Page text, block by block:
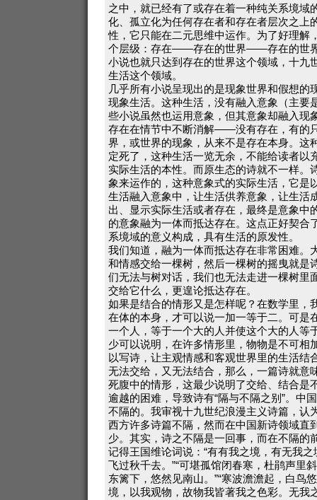
之中，就已经有了或存在着一种纯关系境域
化、孤立化为任何存在者和存在者层次之上
性，它只能在二元思维中运作。为了好理解
个层级：存在——存在的世界——存在的世
小说也就只达到存在的世界这个领域，十九
生活这个领域。
几乎所有小说呈现出的是现象世界和假想的
现象生活。这种生活，没有融入意象（主要
些小说虽然也运用意象，但其意象却融入现
存在在情节中不断消解——没有存在，有的
界，或世界的现象，从来不是存在本身。这
定死了，这种生活一览无余，不能给读者以
实际生活的本性。而原生态的诗就不一样。
象来运作的，这种意象式的实际生活，它是
生活融入意象中，让生活供养意象，让生活
出、显示实际生活或者存在，最终是意象中
的意象融为一体而抵达存在。这点正好契
系境域的意义构成，具有生活的原发性。
我们知道，融为一体而抵达存在非常困难。
和情感交给一棵树，然后一棵树的摇曳就是
们无法与树对话，我们也无法走进一棵树里
交给它什么，更遑论抵达存在。
如果是结合的情形又是怎样呢？在数学里，
在体的本身，才可以说一加一等于二。可是
一个人，等于一个大的人并使这个大的人等
少可以说明，在许多情形里，物物是不可相
以写诗，让主观情感和客观世界里的生活结
无法交给，又无法结合，那么，一篇诗就意
死腹中的情形，这最少说明了交给、结合是
逾越的困难，导致诗有“隔与不隔之别”。中
不隔的。我审视十九世纪浪漫主义诗篇，认
西方许多诗篇不隔，然而在中国新诗领域直
少。其实，诗之不隔是一回事，而在不隔的
记得王国维论词说：“有有我之境，有无我
飞过秋千去。”“可堪孤馆闭春寒，杜鹃声里
东篱下，悠然见南山。”“寒波澹澹起，白鸟
境，以我观物，故物我皆著我之色彩。无我